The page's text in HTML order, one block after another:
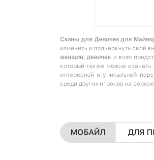
Скины для Девочек для
изменить и подчеркнуть свой
женщин, девочек и всех
который также можно скачать
интересной и уникальной
среди других игроков на
МОБАЙЛ ДЛЯ